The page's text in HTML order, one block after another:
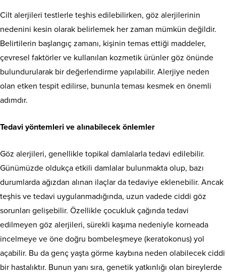
Cilt alerjileri testlerle teşhis edilebilirken, göz alerjilerinin
nedenini kesin olarak belirlemek her zaman mümkün değildir.
Belirtilerin başlangıç zamanı, kişinin temas ettiği maddeler,
çevresel faktörler ve kullanılan kozmetik ürünler göz önünde
bulundurularak bir değerlendirme yapılabilir. Alerjiye neden
olan etken tespit edilirse, bununla teması kesmek en önemli
adımdır.
Tedavi yöntemleri ve alınabilecek önlemler
Göz alerjileri, genellikle topikal damlalarla tedavi edilebilir.
Günümüzde oldukça etkili damlalar bulunmakta olup, bazı
durumlarda ağızdan alınan ilaçlar da tedaviye eklenebilir. Ancak
teşhis ve tedavi uygulanmadığında, uzun vadede ciddi göz
sorunları gelişebilir. Özellikle çocukluk çağında tedavi
edilmeyen göz alerjileri, sürekli kaşıma nedeniyle korneada
incelmeye ve öne doğru bombeleşmeye (keratokonus) yol
açabilir. Bu da genç yaşta görme kaybına neden olabilecek ciddi
bir hastalıktır. Bunun yanı sıra, genetik yatkınlığı olan bireylerde